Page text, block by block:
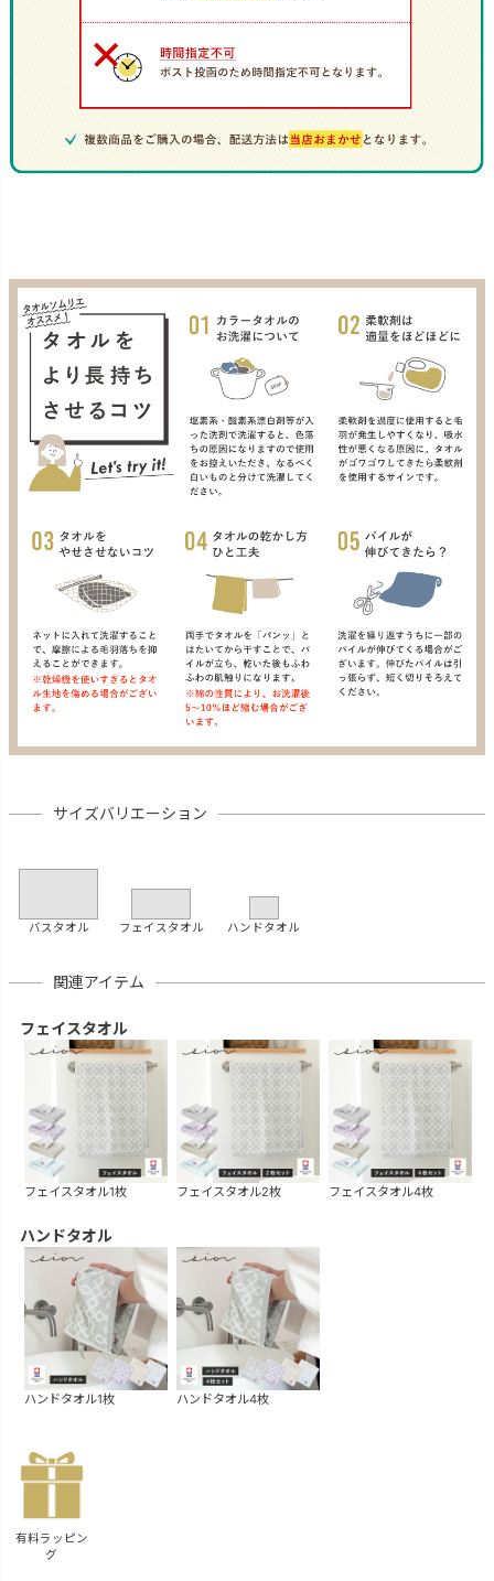
サイズバリエーション
バスタオル フェイスタオル ハンドタオル
関連アイテム
フェイスタオル
フェイスタオル1枚 フェイスタオル2枚 フェイスタオル4枚
ハンドタオル
ハンドタオル1枚 ハンドタオル4枚
有料ラッピン
グ